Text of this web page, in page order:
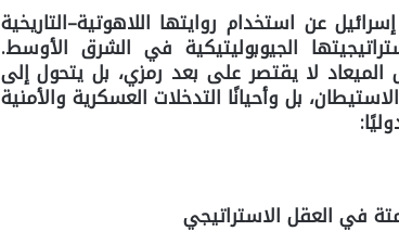
عن استخدام روايتها اللاهوتية–التاريخية
الجيوبوليتيكية في الشرق الأوسط.
الميعاد لا يقتصر على بعد رمزي، بل يتحول إلى
بل وأحيانًا التدخلات العسكرية والأمنية
في العقل الاستراتيجي